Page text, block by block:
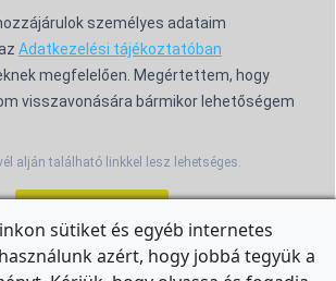
személyes adataim
Adatkezelési tájékoztatóban
megfelelően. Megértettem, hogy
visszavonására bármikor lehetőségem
alján található linkkel lesz lehetséges.
clickHERE.
sütiket és egyéb internetes
azért, hogy jobbá tegyük a